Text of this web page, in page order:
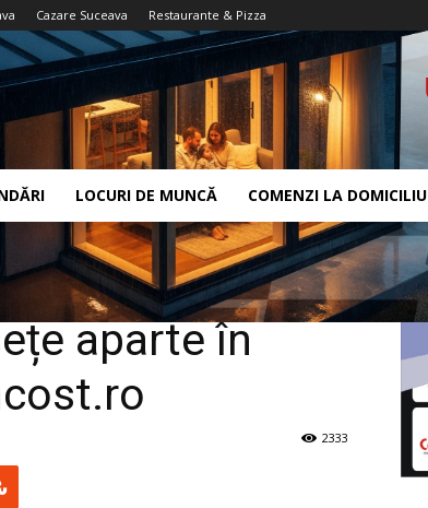
Cazare Suceava Restaurante & Pizza
LOCURI DE MUNCĂ COMENZI LA DOMICILIU
online Pincost.ro
aparte în
2333